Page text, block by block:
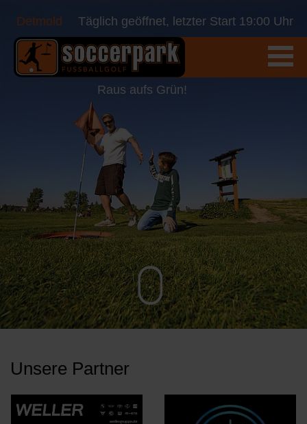
Detmold Täglich geöffnet, letzter Start 19:00 Uhr
Raus aufs Grün!
Unsere Partner